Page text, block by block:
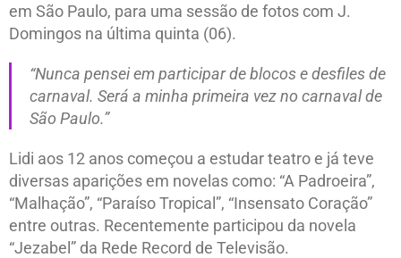
em São Paulo, para uma sessão de fotos com J.
Domingos na última quinta (06).
“Nunca pensei em participar de blocos e desfiles de
carnaval. Será a minha primeira vez no carnaval de
São Paulo.”
Lidi aos 12 anos começou a estudar teatro e já teve
diversas aparições em novelas como: “A Padroeira”,
“Malhação”, “Paraíso Tropical”, “Insensato Coração”
entre outras. Recentemente participou da novela
“Jezabel” da Rede Record de Televisão.